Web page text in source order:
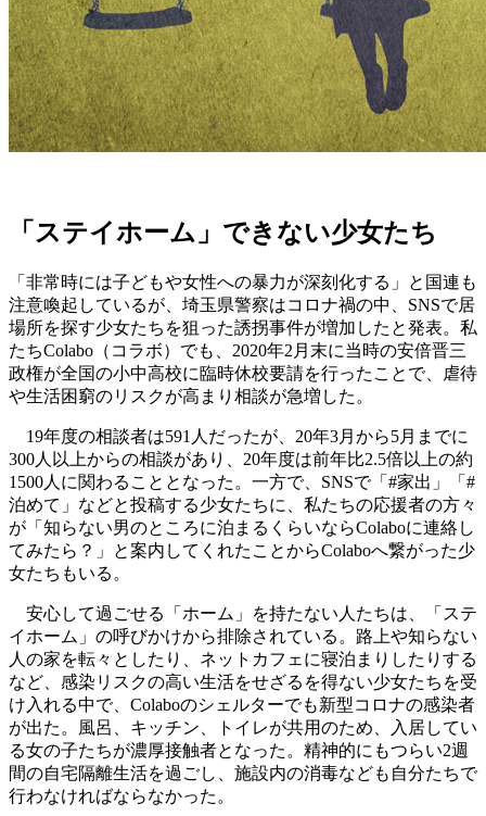
「ステイホーム」できない少女たち
「非常時には子どもや女性への暴力が深刻化する」と国連も
注意喚起しているが、埼玉県警察はコロナ禍の中、SNSで居
場所を探す少女たちを狙った誘拐事件が増加したと発表。私
たちColabo（コラボ）でも、2020年2月末に当時の安倍晋三
政権が全国の小中高校に臨時休校要請を行ったことで、虐待
や生活困窮のリスクが高まり相談が急増した。
19年度の相談者は591人だったが、20年3月から5月までに
300人以上からの相談があり、20年度は前年比2.5倍以上の約
1500人に関わることとなった。一方で、SNSで「#家出」「#
泊めて」などと投稿する少女たちに、私たちの応援者の方々
が「知らない男のところに泊まるくらいならColaboに連絡し
てみたら？」と案内してくれたことからColaboへ繋がった少
女たちもいる。
安心して過ごせる「ホーム」を持たない人たちは、「ステ
イホーム」の呼びかけから排除されている。路上や知らない
人の家を転々としたり、ネットカフェに寝泊まりしたりする
など、感染リスクの高い生活をせざるを得ない少女たちを受
け入れる中で、Colaboのシェルターでも新型コロナの感染者
が出た。風呂、キッチン、トイレが共用のため、入居してい
る女の子たちが濃厚接触者となった。精神的にもつらい2週
間の自宅隔離生活を過ごし、施設内の消毒なども自分たちで
行わなければならなかった。